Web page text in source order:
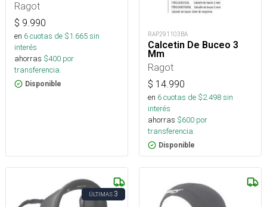
Ragot
$ 9.990
en 6cuotas de $1.665sin
interés
ahorras $400 por
transferencia.
Disponible
RAP291103BA
Calcetin De Buceo 3
Mm
Ragot
$ 14.990
en 6cuotas de $2.498sin
interés
ahorras $600 por
transferencia.
Disponible
ÚLTIMAS3